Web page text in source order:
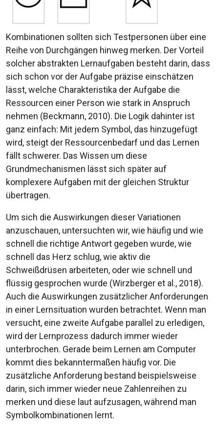
Kombinationen sollten sich Testpersonen über eine
Reihe von Durchgängen hinweg merken. Der Vorteil
solcher abstrakten Lernaufgaben besteht darin, dass
sich schon vor der Aufgabe präzise einschätzen
lässt, welche Charakteristika der Aufgabe die
Ressourcen einer Person wie stark in Anspruch
nehmen (Beckmann, 2010). Die Logik dahinter ist
ganz einfach: Mit jedem Symbol, das hinzugefügt
wird, steigt der Ressourcenbedarf und das Lernen
fällt schwerer. Das Wissen um diese
Grundmechanismen lässt sich später auf
komplexere Aufgaben mit der gleichen Struktur
übertragen.
Um sich die Auswirkungen dieser Variationen
anzuschauen, untersuchten wir, wie häufig und wie
schnell die richtige Antwort gegeben wurde, wie
schnell das Herz schlug, wie aktiv die
Schweißdrüsen arbeiteten, oder wie schnell und
flüssig gesprochen wurde (Wirzberger et al., 2018).
Auch die Auswirkungen zusätzlicher Anforderungen
in einer Lernsituation wurden betrachtet. Wenn man
versucht, eine zweite Aufgabe parallel zu erledigen,
wird der Lernprozess dadurch immer wieder
unterbrochen. Gerade beim Lernen am Computer
kommt dies bekanntermaßen häufig vor. Die
zusätzliche Anforderung bestand beispielsweise
darin, sich immer wieder neue Zahlenreihen zu
merken und diese laut aufzusagen, während man
Symbolkombinationen lernt.